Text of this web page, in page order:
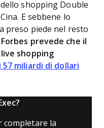
shopping Double
E sebbene lo
preso piede nel resto
Forbes prevede che il
shopping
miliardi di dollari
completare la